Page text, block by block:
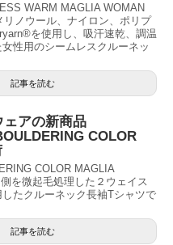
WARM MAGLIA WOMAN
リノウール、ナイロン、ポリプ
を使用し、吸汗速乾、調温
性用のシームレスクルーネッ
記事を読む
ェアの新商品
COLOR
COLOR MAGLIA
を微起毛処理した２ウェイス
したクルーネック長袖Tシャツで
記事を読む